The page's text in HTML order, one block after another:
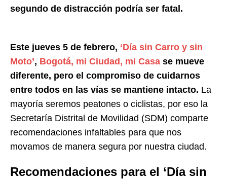
segundo de distracción podría ser fatal.
Este jueves 5 de febrero, ‘Día sin Carro y sin
Moto’, Bogotá, mi Ciudad, mi Casa se mueve
diferente, pero el compromiso de cuidarnos
entre todos en las vías se mantiene intacto. La
mayoría seremos peatones o ciclistas, por eso la
Secretaría Distrital de Movilidad (SDM) comparte
recomendaciones infaltables para que nos
movamos de manera segura por nuestra ciudad.
Recomendaciones para el ‘Día sin